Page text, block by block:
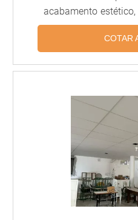
acabamento estético,
e térmico,
elétricas e
acartonado
formatos, sancas,
decorativos. É
residências,
comerciais pela
acabamento refinado.
COTAR